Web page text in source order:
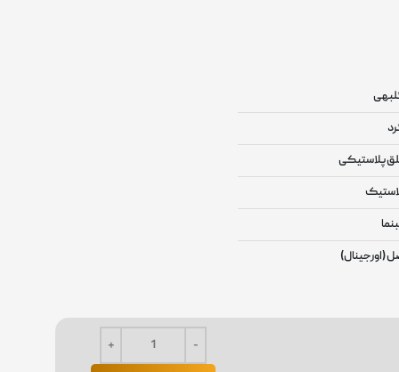
پلاستیکی
(اورجینال)